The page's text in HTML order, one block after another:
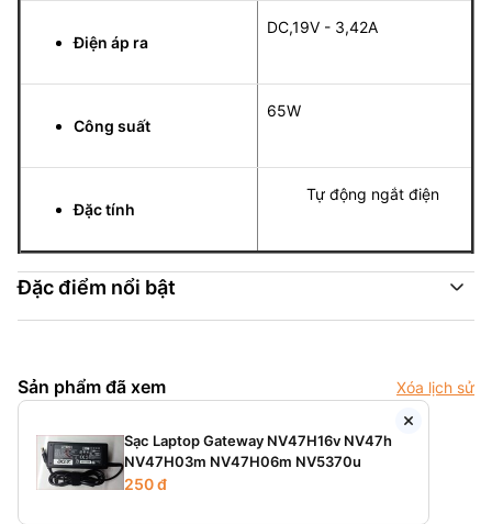
Điện áp ra
DC,19V - 3,42A
Công suất
65W
Đặc tính
Tự động ngắt điện
Đặc điểm nổi bật
Sản phẩm đã xem Xóa lịch sử
Sạc Laptop Gateway NV47H16v NV47h
NV47H03m NV47H06m NV5370u
250 đ